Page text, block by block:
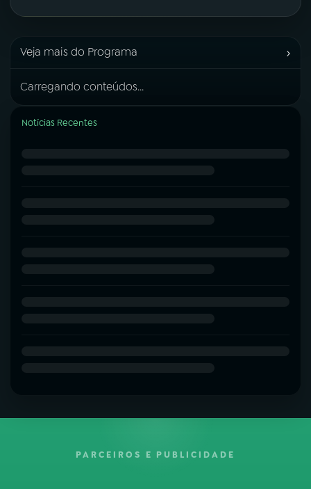
Veja mais do Programa ›
Carregando conteúdos...
Notícias Recentes
PARCEIROS E PUBLICIDADE